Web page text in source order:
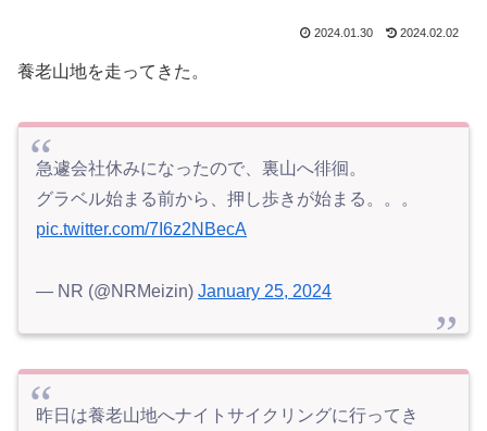
2024.01.30 2024.02.02
養老山地を走ってきた。
急遽会社休みになったので、裏山へ徘徊。
グラベル始まる前から、押し歩きが始まる。。。
pic.twitter.com/7I6z2NBecA
— NR (@NRMeizin) January 25, 2024
昨日は養老山地へナイトサイクリングに行ってき